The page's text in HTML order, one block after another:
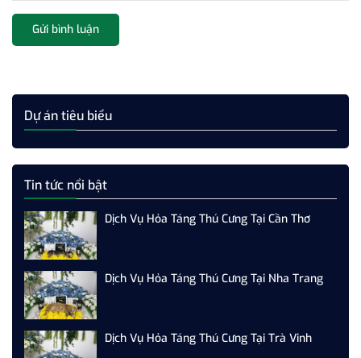
Gửi bình luận
Dự án tiêu biểu
Tin tức nổi bật
Dịch Vụ Hỏa Táng Thú Cưng Tại Cần Thơ
Dịch Vụ Hỏa Táng Thú Cưng Tại Nha Trang
Dịch Vụ Hỏa Táng Thú Cưng Tại Trà Vinh